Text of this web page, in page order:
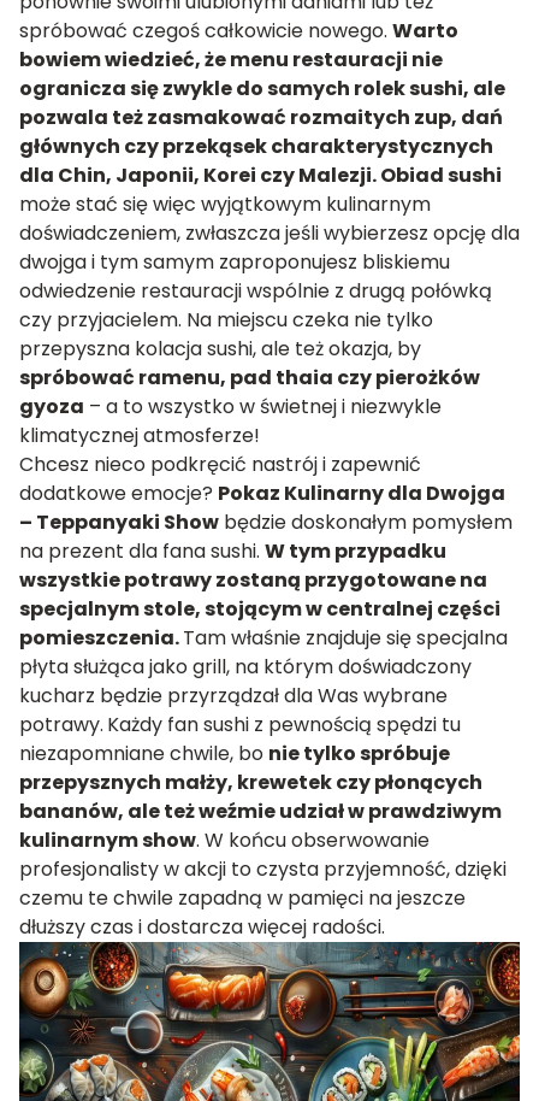
spróbować czegoś całkowicie nowego. Warto
bowiem wiedzieć, że menu restauracji nie
ogranicza się zwykle do samych rolek sushi, ale
pozwala też zasmakować rozmaitych zup, dań
głównych czy przekąsek charakterystycznych
dla Chin, Japonii, Korei czy Malezji.Obiad sushi
może stać się więc wyjątkowym kulinarnym
doświadczeniem, zwłaszcza jeśli wybierzesz opcję dla
dwojga i tym samym zaproponujesz bliskiemu
odwiedzenie restauracji wspólnie z drugą połówką
czy przyjacielem. Na miejscu czeka nie tylko
przepyszna kolacja sushi, ale też okazja, by
spróbować ramenu, pad thaia czy pierożków
gyoza – a to wszystko w świetnej i niezwykle
klimatycznej atmosferze!
Chcesz nieco podkręcić nastrój i zapewnić
dodatkowe emocje? Pokaz Kulinarny dla Dwojga
– Teppanyaki Show będzie doskonałym pomysłem
na prezent dla fana sushi. W tym przypadku
wszystkie potrawy zostaną przygotowane na
specjalnym stole, stojącym w centralnej części
pomieszczenia.Tam właśnie znajduje się specjalna
płyta służąca jako grill, na którym doświadczony
kucharz będzie przyrządzał dla Was wybrane
potrawy. Każdy fan sushi z pewnością spędzi tu
niezapomniane chwile, bo nie tylko spróbuje
przepysznych małży, krewetek czy płonących
bananów, ale też weźmie udział w prawdziwym
kulinarnym show. W końcu obserwowanie
profesjonalisty w akcji to czysta przyjemność, dzięki
czemu te chwile zapadną w pamięci na jeszcze
dłuższy czas i dostarcza więcej radości.